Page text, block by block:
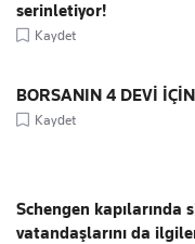
serinletiyor!
Kaydet
BORSANIN 4 DEVİ
Kaydet
Schengen
vatandaşlarını da